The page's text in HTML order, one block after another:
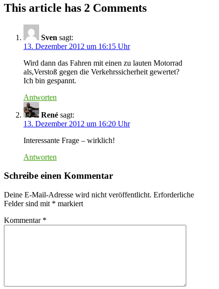
This article has 2 Comments
Sven sagt:
13. Dezember 2012 um 16:15 Uhr
Wird dann das Fahren mit einen zu lauten Motorrad
als,Verstoß gegen die Verkehrssicherheit gewertet?
Ich bin gespannt.
Antworten
René sagt:
13. Dezember 2012 um 16:20 Uhr
Interessante Frage – wirklich!
Antworten
Schreibe einen Kommentar
Deine E-Mail-Adresse wird nicht veröffentlicht. Erforderliche
Felder sind mit * markiert
Kommentar *